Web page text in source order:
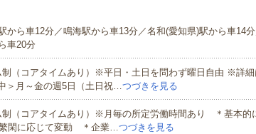
から車12分／鳴海駅から車13分／名和(愛知県)駅から車14分
車20分
制（コアタイムあり）※平日・土日を問わず曜日自由 ※詳細
＞月～金の週5日（土日祝…つづきを見る
制（コアタイムあり）※月毎の所定労働時間あり ＊基本的
閑に応じて変動 ＊企業…つづきを見る